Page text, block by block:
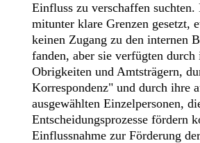
Einfluss zu verschaffen
mitunter klare Grenzen gesetzt,
keinen Zugang zu den internen
fanden, aber sie verfügten
Obrigkeiten und Amtsträgern,
Korrespondenz" und durch ihre
ausgewählten Einzelpersonen,
Entscheidungsprozesse fördern
Einflussnahme zur Förderung